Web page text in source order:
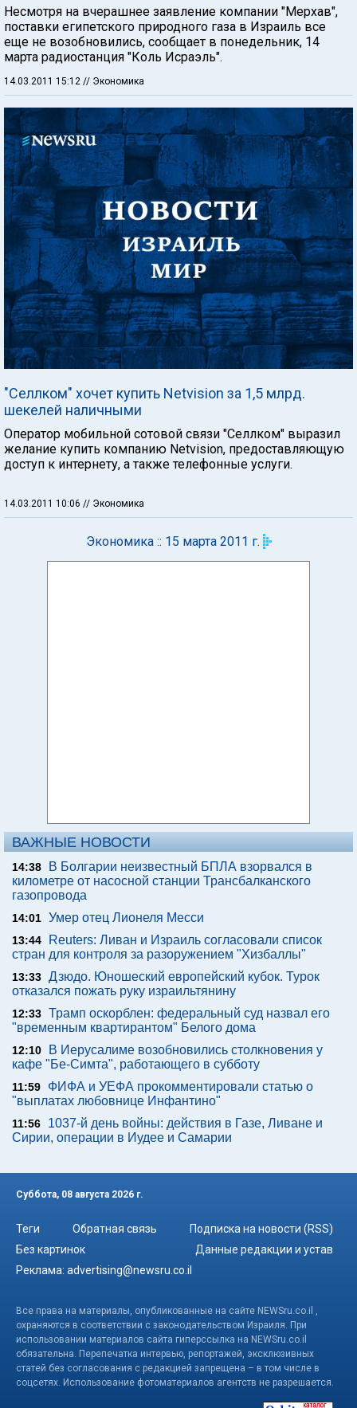
Несмотря на вчерашнее заявление компании "Мерхав",
поставки египетского природного газа в Израиль все
еще не возобновились, сообщает в понедельник, 14
марта радиостанция "Коль Исраэль".
14.03.2011 15:12 // Экономика
"Селлком" хочет купить Netvision за 1,5 млрд.
шекелей наличными
Оператор мобильной сотовой связи "Селлком" выразил
желание купить компанию Netvision, предоставляющую
доступ к интернету, а также телефонные услуги.
14.03.2011 10:06 // Экономика
Экономика :: 15 марта 2011 г.
ВАЖНЫЕ НОВОСТИ
14:38
В Болгарии неизвестный БПЛА взорвался в
километре от насосной станции Трансбалканского
газопровода
14:01 Умер отец Лионеля Месси
13:44
Reuters: Ливан и Израиль согласовали список
стран для контроля за разоружением "Хизбаллы"
13:33 Дзюдо. Юношеский европейский кубок. Турок
отказался пожать руку израильтянину
12:33 Трамп оскорблен: федеральный суд назвал его
"временным квартирантом" Белого дома
12:10
В Иерусалиме возобновились столкновения у
кафе "Бе-Симта", работающего в субботу
11:59
ФИФА и УЕФА прокомментировали статью о
"выплатах любовнице Инфантино"
11:56
1037-й день войны: действия в Газе, Ливане и
Сирии, операции в Иудее и Самарии
Суббота, 08 августа 2026 г.
Теги Обратная связь
Подписка на новости (RSS)
Без картинок
Данные редакции и устав
Реклама: advertising@newsru.co.il
Все права на материалы, опубликованные на сайте NEWSru.co.il ,
охраняются в соответствии с законодательством Израиля. При
использовании материалов сайта гиперссылка на NEWSru.co.il
обязательна. Перепечатка интервью, репортажей, эксклюзивных
статей без согласования с редакцией запрещена – в том числе в
соцсетях. Использование фотоматериалов агентств не разрешается.